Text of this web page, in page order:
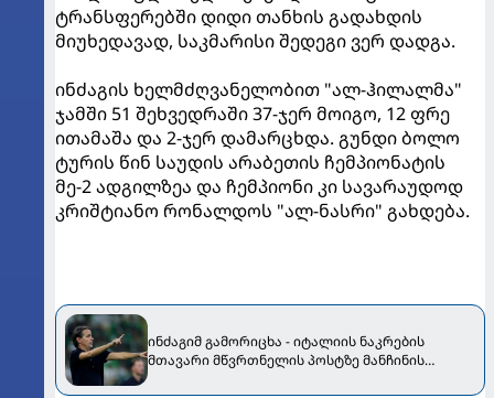
ტრანსფერებში დიდი თანხის გადახდის
მიუხედავად, საკმარისი შედეგი ვერ დადგა.
ინძაგის ხელმძღვანელობით "ალ-ჰილალმა"
ჯამში 51 შეხვედრაში 37-ჯერ მოიგო, 12 ფრე
ითამაშა და 2-ჯერ დამარცხდა. გუნდი ბოლო
ტურის წინ საუდის არაბეთის ჩემპიონატის
მე-2 ადგილზეა და ჩემპიონი კი სავარაუდოდ
კრიშტიანო რონალდოს "ალ-ნასრი" გახდება.
ინძაგიმ გამორიცხა - იტალიის ნაკრების
მთავარი მწვრთნელის პოსტზე მანჩინის